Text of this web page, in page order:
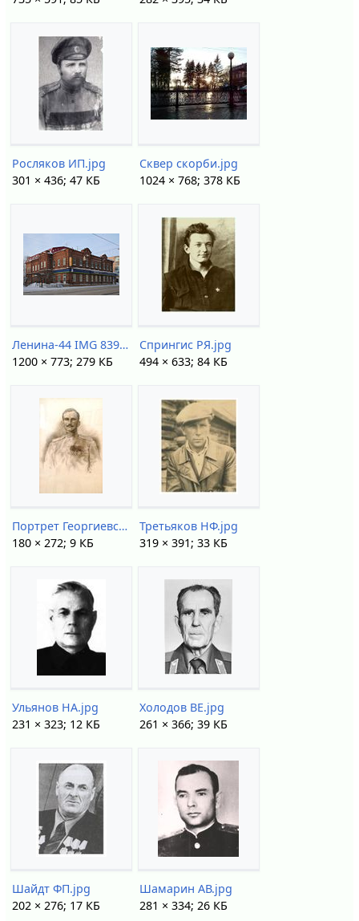
Росляков ИП.jpg
301 × 436; 47 КБ
Сквер скорби.jpg
1024 × 768; 378 КБ
Ленина-44 IMG 8391.jpg
1200 × 773; 279 КБ
Спрингис РЯ.jpg
494 × 633; 84 КБ
Портрет Георгиевского кавалера II ст Сухачёва Петра Александровича.jpg
180 × 272; 9 КБ
Третьяков НФ.jpg
319 × 391; 33 КБ
Ульянов НА.jpg
231 × 323; 12 КБ
Холодов ВЕ.jpg
261 × 366; 39 КБ
Шайдт ФП.jpg
202 × 276; 17 КБ
Шамарин АВ.jpg
281 × 334; 26 КБ